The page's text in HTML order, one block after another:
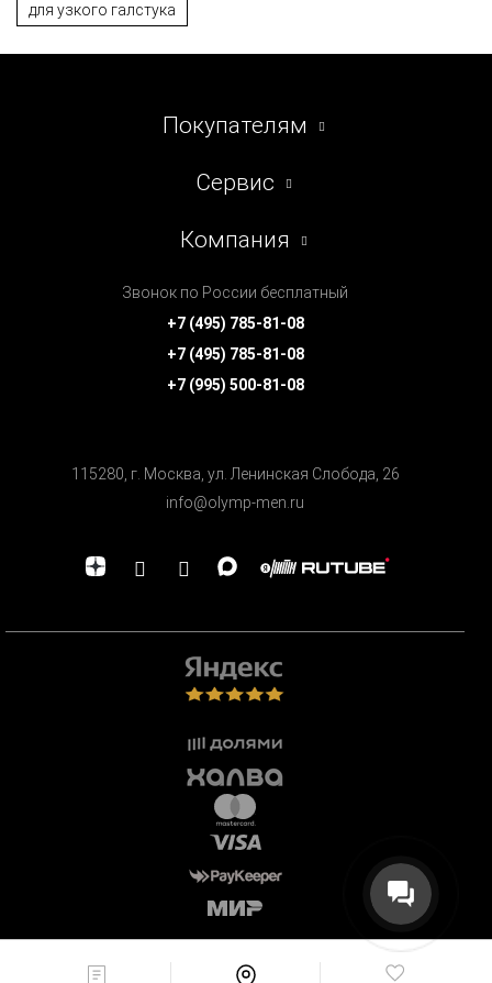
для узкого галстука
Покупателям
Сервис
Компания
Звонок по России бесплатный
+7 (495) 785-81-08
+7 (495) 785-81-08
+7 (995) 500-81-08
115280, г. Москва, ул. Ленинская Cлобода, 26
info@olymp-men.ru